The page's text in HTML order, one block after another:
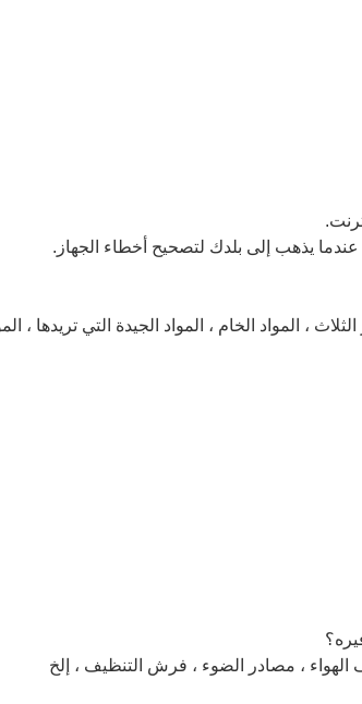
يذهب إلى بلدك لتصحيح أخطاء الجهاز.
، المواد الخام ، المواد الجيدة التي تريدها ،
الهواء ، مصادر الضوء ، فرش التنظيف ، إلخ